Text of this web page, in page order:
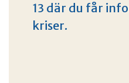
13 där du får
kriser.